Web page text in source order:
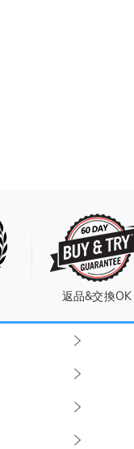
返品&交換OK